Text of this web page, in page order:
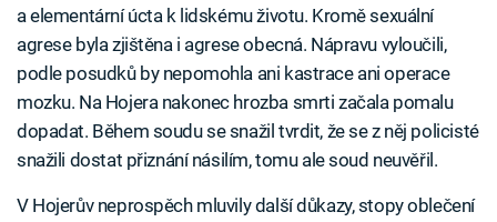
a elementární úcta k lidskému životu. Kromě sexuální
agrese byla zjištěna i agrese obecná. Nápravu vyloučili,
podle posudků by nepomohla ani kastrace ani operace
mozku. Na Hojera nakonec hrozba smrti začala pomalu
dopadat. Během soudu se snažil tvrdit, že se z něj policisté
snažili dostat přiznání násilím, tomu ale soud neuvěřil.
V Hojerův neprospěch mluvily další důkazy, stopy oblečení